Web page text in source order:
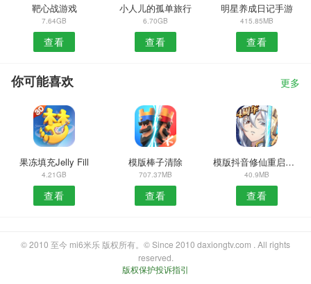
靶心战游戏
7.64GB
查看
小人儿的孤单旅行
6.70GB
查看
明星养成日记手游
415.85MB
查看
你可能喜欢 更多
果冻填充Jelly Fill
4.21GB
查看
模版棒子清除
707.37MB
查看
模版抖音修仙重启模拟器
40.9MB
查看
© 2010 至今 mi6米乐 版权所有。© Since 2010 daxiongtv.com . All rights
reserved.
版权保护投诉指引